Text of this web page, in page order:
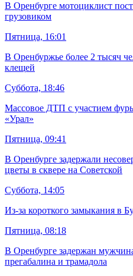
В Оренбурге мотоциклист
грузовиком
Пятница, 16:01
В Оренбуржье более 2 тысяч
клещей
Суббота, 18:46
Массовое ДТП с участием
«Урал»
Пятница, 09:41
В Оренбурге задержали
цветы в сквере на Советской
Суббота, 14:05
Из-за короткого замыкания в
Пятница, 08:18
В Оренбурге задержан
прегабалина и трамадола